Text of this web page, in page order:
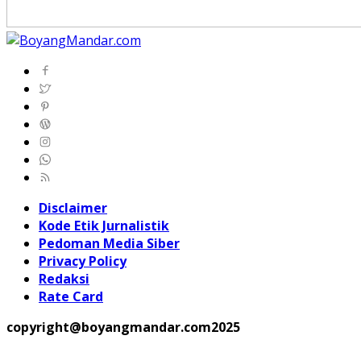
Disclaimer
Kode Etik Jurnalistik
Pedoman Media Siber
Privacy Policy
Redaksi
Rate Card
copyright@boyangmandar.com2025